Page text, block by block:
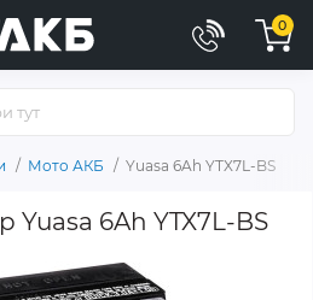
0
Мото АКБ Yuasa 6Ah YTX7L-BS
Yuasa 6Ah YTX7L-BS